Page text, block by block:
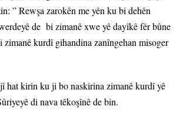
” Rewşa zarokên me yên ku bi dehên
de bi zimanê xwe yê dayîkê fêr bûne
kurdî gihandina zanîngehan misoger
hat kirin ku ji bo naskirina zimanê kurdî yê
di nava têkoşînê de bin.